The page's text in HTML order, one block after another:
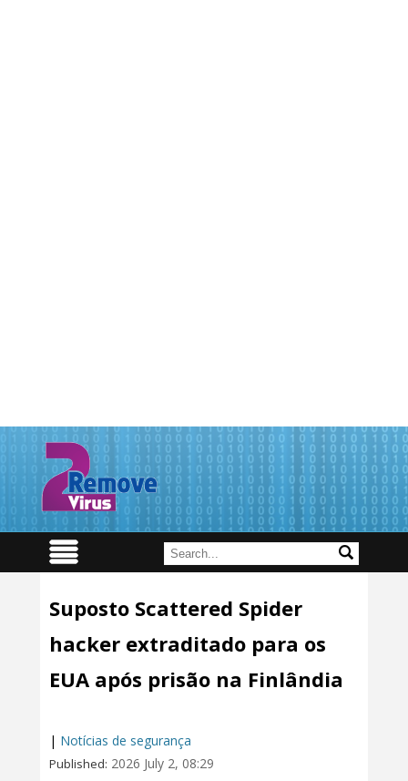
Suposto Scattered Spider
hacker extraditado para os
EUA após prisão na Finlândia
| Notícias de segurança
Published: 2026 July 2, 08:29